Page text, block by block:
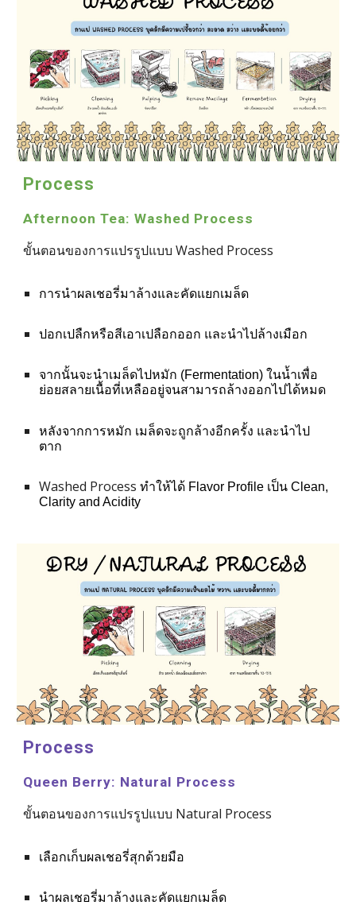
Process
Afternoon Tea: Washed Process
ขั้นตอนของการแปรรูปแบบ Washed Process
การนำผลเชอรี่มาล้างและคัดแยกเมล็ด
ปอกเปลืกหรือสีเอาเปลือกออก และนำไปล้างเมือก
จากนั้นจะนำเมล็ดไปหมัก (Fermentation) ในน้ำเพื่อ
ย่อยสลายเนื้อที่เหลืออยู่จนสามารถล้างออกไปได้หมด
หลังจากการหมัก เมล็ดจะถูกล้างอีกครั้ง และนำไป
ตาก
Washed Process ทำให้ได้ Flavor Profile เป็น Clean,
Clarity and Acidity
Process
Queen Berry: Natural Process
ขั้นตอนของการแปรรูปแบบ Natural Process
เลือกเก็บผลเชอรี่สุกด้วยมือ
นำผลเชอรี่มาล้างและคัดแยกเมล็ด